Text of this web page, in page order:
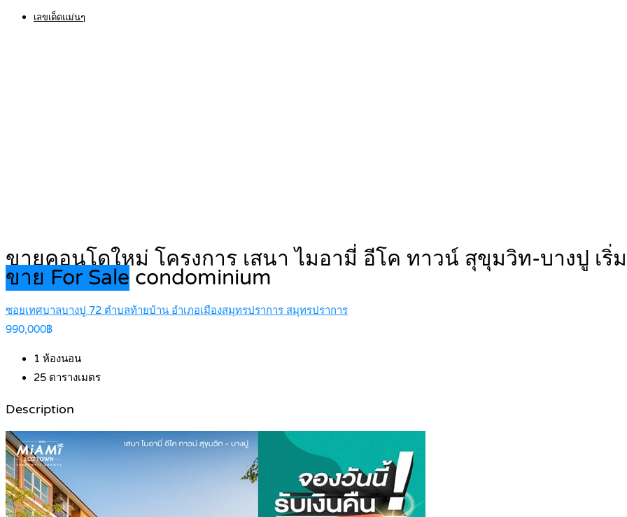
เลขเด็ดแม่นๆ
ขายคอนโดใหม่ โครงการ เสนา ไมอามี่ อีโค ทาวน์ สุขุมวิท-บางปู เริ่
ขาย For Sale condominium
ซอยเทศบาลบางปู 72 ตำบลท้ายบ้าน อำเภอเมืองสมุทรปราการ สมุทรปราการ
990,000฿
1 ห้องนอน
25 ตารางเมตร
Description